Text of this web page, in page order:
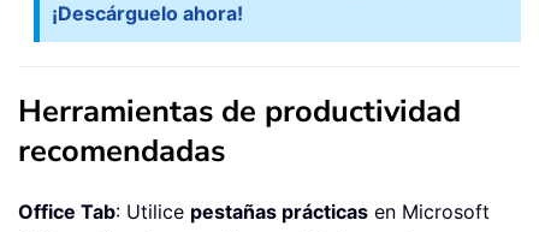
¡Descárguelo ahora!
Herramientas de productividad
recomendadas
Office Tab: Utilice pestañas prácticas en Microsoft